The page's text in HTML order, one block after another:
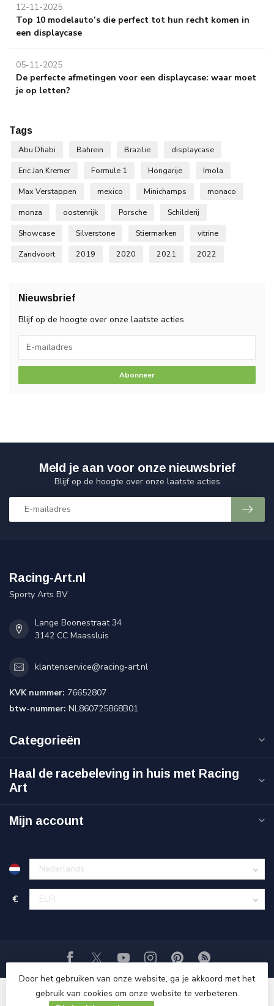
12-11-2025
Top 10 modelauto’s die perfect tot hun recht komen in
een displaycase
05-11-2025
De perfecte afmetingen voor een displaycase: waar moet
je op letten?
Tags
Abu Dhabi
Bahrein Brazilie
displaycase
Eric Jan Kremer
Formule 1 Hongarije
Imola
Max Verstappen
mexico Minichamps
monaco
monza
oostenrijk Porsche
Schilderij
Showcase
Silverstone Stiermarken
vitrine
Zandvoort
2019 2020 2021 2022
Nieuwsbrief
Blijf op de hoogte over onze laatste acties
Abonneer
Meld je aan voor onze nieuwsbrief
Blijf op de hoogte over onze laatste acties
Racing-Art.nl
Sporty Arts BV
Lange Boonestraat 34
3142 CC Maassluis
klantenservice@racing-art.nl
KVK nummer: 76652807
btw-nummer: NL860725868B01
Categorieën
Haal de racebeleving in huis met Racing
Art
Mijn account
€
Door het gebruiken van onze website, ga je akkoord met het
gebruik van cookies om onze website te verbeteren.